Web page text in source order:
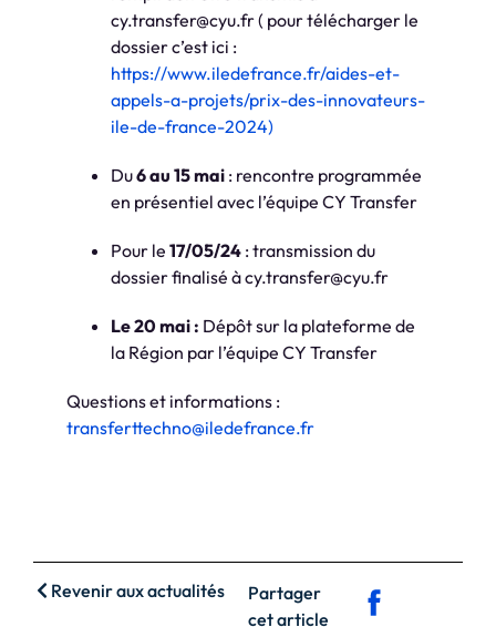
cy.transfer@cyu.fr ( pour télécharger le
dossier c’est ici :
https://www.iledefrance.fr/aides-et-
appels-a-projets/prix-des-innovateurs-
ile-de-france-2024)
Du6 au 15 mai : rencontre programmée
en présentiel avec l’équipe CY Transfer
Pour le 17/05/24 : transmission du
dossier finalisé à cy.transfer@cyu.fr
Le 20 mai : Dépôt sur la plateforme de
la Région par l’équipe CY Transfer
Questions et informations :
transferttechno@iledefrance.fr
Revenir aux actualités
Partager
cet article